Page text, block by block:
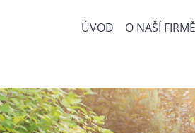
ÚVOD O NAŠÍ FIRMĚ